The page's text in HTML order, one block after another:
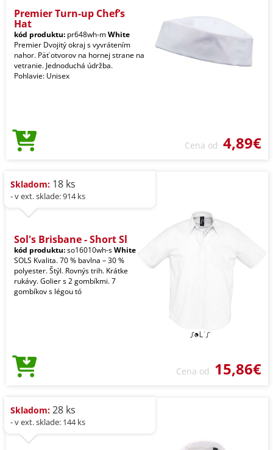
Premier Turn-up Chef’s
Hat
kód produktu: pr648wh-mWhite
Premier Dvojitý okraj s vyvrátením
nahor. Päť otvorov na hornej strane na
vetranie. Jednoduchá údržba.
Pohlavie: Unisex
Cena od 4,89€
Skladom: 18 ks
- v ext. sklade: 914 ks
Sol's Brisbane - Short Sl
kód produktu:so16010wh-sWhite
SOLS Kvalita. 70 % bavlna – 30 %
polyester. Štýl. Rovnýs trih. Krátke
rukávy. Golier s 2 gombíkmi. 7
gombíkov s légou tó
Cena od 15,86€
Skladom: 28 ks
- v ext. sklade: 144 ks